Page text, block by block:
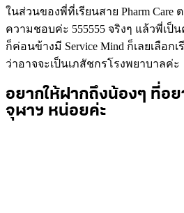
ในส่วนของพี่ที่เรียนสาย Pharm
ความชอบค่ะ 555555 จริงๆ แล้วพี่เ
ก็ค่อนข้างมี Service Mind ก็เลยเลือก
ว่าอาจจะเป็นเภสัชกรโรงพยาบาลค่ะ
อยากให้ฝากถึงน้องๆ ที่อย
จุฬาฯ หน่อยค่ะ